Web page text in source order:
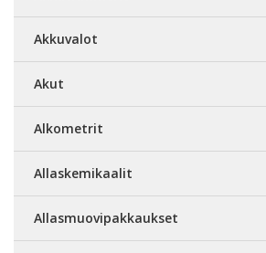
Akkuvalot
Akut
Alkometrit
Allaskemikaalit
Allasmuovipakkaukset